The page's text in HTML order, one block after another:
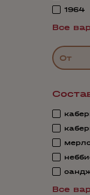
1964
Все
От
Все